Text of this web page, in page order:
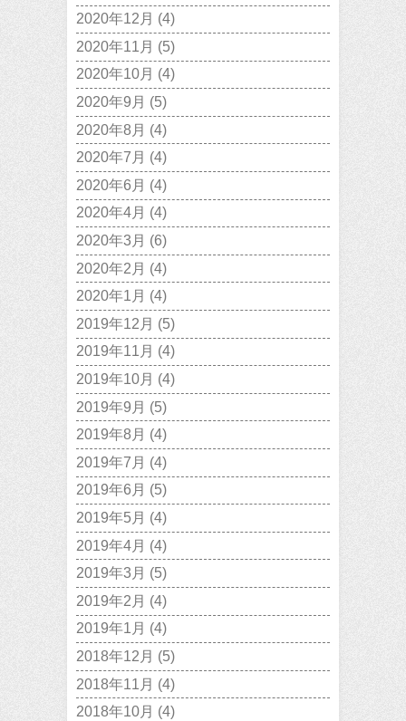
2020年12月 (4)
2020年11月 (5)
2020年10月 (4)
2020年9月 (5)
2020年8月 (4)
2020年7月 (4)
2020年6月 (4)
2020年4月 (4)
2020年3月 (6)
2020年2月 (4)
2020年1月 (4)
2019年12月 (5)
2019年11月 (4)
2019年10月 (4)
2019年9月 (5)
2019年8月 (4)
2019年7月 (4)
2019年6月 (5)
2019年5月 (4)
2019年4月 (4)
2019年3月 (5)
2019年2月 (4)
2019年1月 (4)
2018年12月 (5)
2018年11月 (4)
2018年10月 (4)